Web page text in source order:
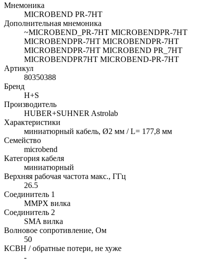
Мнемоника
MICROBEND PR-7HT
Дополнительная мнемоника
~MICROBEND_PR-7HT MICROBENDPR-7HT
MICROBENDPR-7HT MICROBENDPR-7HT
MICROBENDPR-7HT MICROBEND PR_7HT
MICROBENDPR7HT MICROBEND-PR-7HT
Артикул
80350388
Бренд
H+S
Производитель
HUBER+SUHNER Astrolab
Характеристики
миниатюрный кабель, Ø2 мм / L= 177,8 мм
Семейство
microbend
Категория кабеля
миниатюрный
Верхняя рабочая частота макс., ГГц
26.5
Соединитель 1
MMPX вилка
Соединитель 2
SMA вилка
Волновое сопротивление, Ом
50
КСВН / обратные потери, не хуже
-